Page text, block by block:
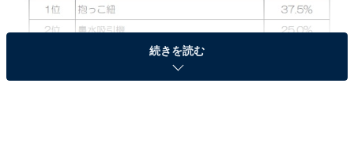
便利だったベビーグッズTOP3！
続きを読む